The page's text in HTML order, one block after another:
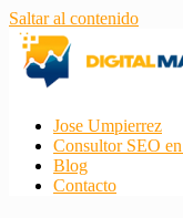
Saltar al contenido
Jose Umpierrez
Consultor SEO
Blog
Contacto